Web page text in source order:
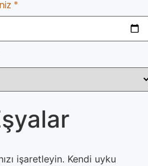
*
işaretleyin. Kendi uyku